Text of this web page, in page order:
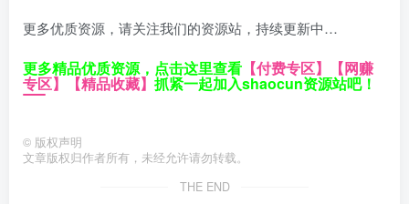
更多优质资源，请关注我们的资源站，持续更新中…
更多精品优质资源，点击这里查看 【付费专区】 【网赚
专区】 【精品收藏】 抓紧一起加入shaocun资源站吧！
© 版权声明
文章版权归作者所有，未经允许请勿转载。
THE END